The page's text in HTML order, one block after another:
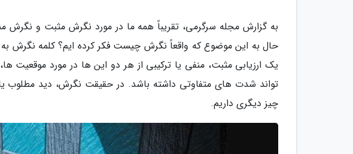
به گزارش مجله سرگرمی، تقریباً همه ما در مورد نگرش مثبت و نگرش
حال به این موضوع که واقعاً نگرش چیست فکر کرده ایم؟ کلمه نگرش
یک ارزیابی مثبت، منفی یا ترکیبی از هر دو این ها در مورد
تواند شدت های متفاوتی داشته باشد. در حقیقت نگرش، دید مطلوب
چیز دیگری داریم.